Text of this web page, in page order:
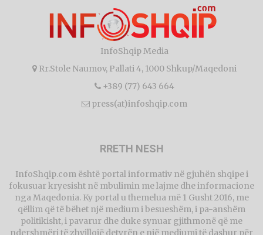
InfoShqip Media
Rr.Stole Naumov, Pallati 4, 1000 Shkup/Maqedoni
+389 (77) 643 664
press(at)infoshqip.com
RRETH NESH
InfoShqip.com është portal informativ në gjuhën shqipe i
fokusuar kryesisht në mbulimin me lajme dhe informacione
nga Maqedonia. Ky portal u themelua më 1 Gusht 2016, me
qëllim që të bëhet një medium i besueshëm, i pa-anshëm
politikisht, i pavarur dhe duke synuar gjithmonë që me
ndershmëri të zhvillojë detyrën e një mediumi të dashur për